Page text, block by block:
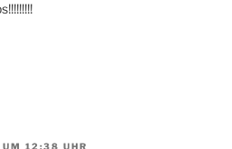
12:38 UHR